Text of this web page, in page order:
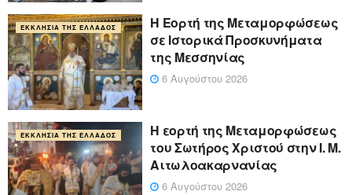
ΕΚΚΛΗΣΊΑ ΤΗΣ ΕΛΛΆΔΟΣ
Η Εορτή της Μεταμορφώσεως
σε Ιστορικά Προσκυνήματα
της Μεσσηνίας
6 Αυγούστου 2026
ΕΚΚΛΗΣΊΑ ΤΗΣ ΕΛΛΆΔΟΣ
Η εορτή της Μεταμορφώσεως
του Σωτήρος Χριστού στην Ι. Μ.
Αιτωλοακαρνανίας
6 Αυγούστου 2026